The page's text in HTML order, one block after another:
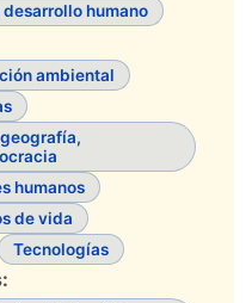
humano
ambiental
humanos
de vida
Tecnologías